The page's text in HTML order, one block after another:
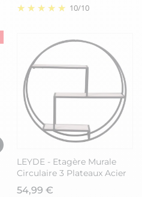
10/10
LEYDE - Etagère Murale
Circulaire 3 Plateaux Acier
Noir et Bois Massif
54,99 €